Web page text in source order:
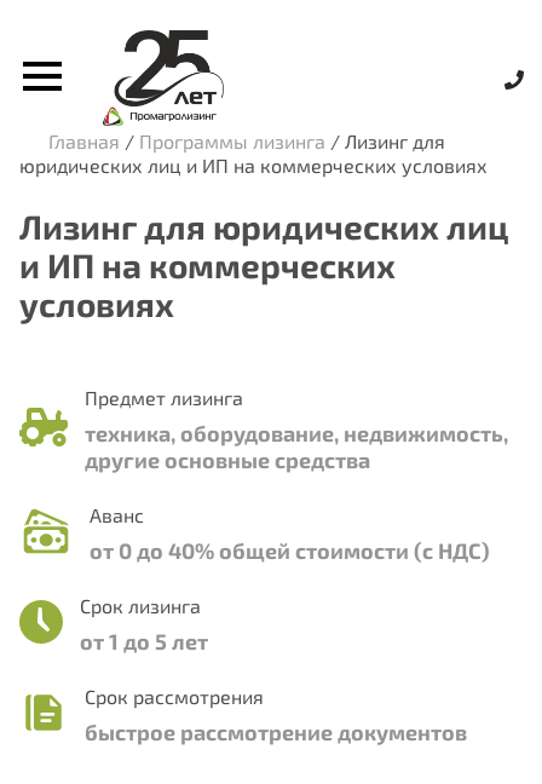
Главная / Программы лизинга / Лизинг для
юридических лиц и ИП на коммерческих условиях
Лизинг для юридических лиц
и ИП на коммерческих
условиях
Предмет лизинга
техника, оборудование, недвижимость,
другие основные средства
Аванс
от 0 до 40% общей стоимости (с НДС)
Срок лизинга
от 1 до 5 лет
Срок рассмотрения
быстрое рассмотрение документов
Нужна консультация или помощь с
Выберите направление лизинга, которое Вас